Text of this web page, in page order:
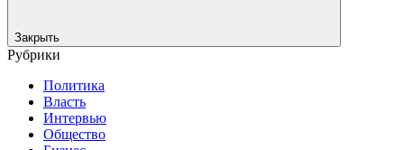
Закрыть
Рубрики
Политика
Власть
Интервью
Общество